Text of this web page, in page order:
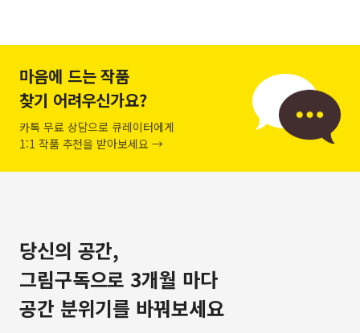
마음에 드는 작품
찾기 어려우신가요?
카톡 무료 상담으로 큐레이터에게
1:1 작품 추천을 받아보세요 →
당신의 공간,
그림구독으로 3개월 마다
공간 분위기를 바꿔보세요